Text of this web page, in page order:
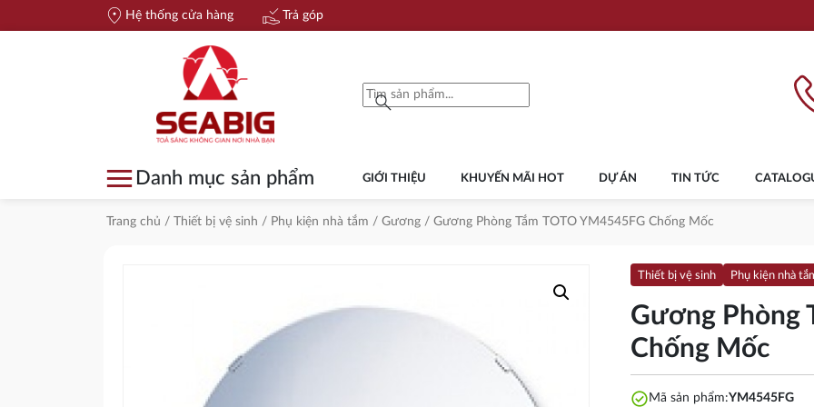
location_on Hệ thống cửa hàng approval_delegation Trả góp
search
menu Danh mục sản phẩm GIỚI THIỆU KHUYẾN MÃI HOT DỰ ÁN TIN TỨC
Trang chủ / Thiết bị vệ sinh / Phụ kiện nhà tắm / Gương / Gương Phòng Tắm TOTO YM4545FG Chống Mốc
Thiết bị vệ sinh Phụ kiện nhà
Gương Phòng
Chống Mốc
check_circle Mã sản phẩm:YM4545FG